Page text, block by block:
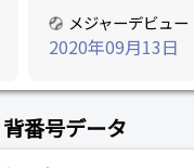
メジャーデビュー
2020年09月13日
番号データ